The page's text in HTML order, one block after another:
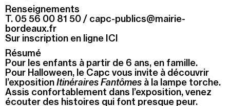
Menu
Recherche
Recherche
Prochainement
Renseignements
T. 05 56 00 81 50 / capc-publics@mairie-
bordeaux.fr
Sur inscription en ligne ICI
Résumé
Pour les enfants à partir de 6 ans, en famille.
Pour Halloween, le Capc vous invite à découvrir
l’expositionItinéraires Fantômes à la lampe torche.
Assis confortablement dans l’exposition, venez
écouter des histoires qui font presque peur.